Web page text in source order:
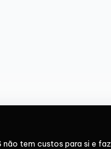
não tem custos para si e faz